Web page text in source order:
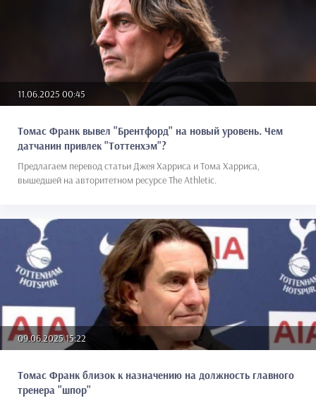
11.06.2025 00:45
Томас Франк вывел "Брентфорд" на новый уровень. Чем
датчанин привлек "Тоттенхэм"?
Предлагаем перевод статьи Джея Харриса и Тома Харриса,
вышедшей на авторитетном ресурсе The Athletic.
09.06.2025 15:22
Томас Франк близок к назначению на должность главного
тренера "шпор"